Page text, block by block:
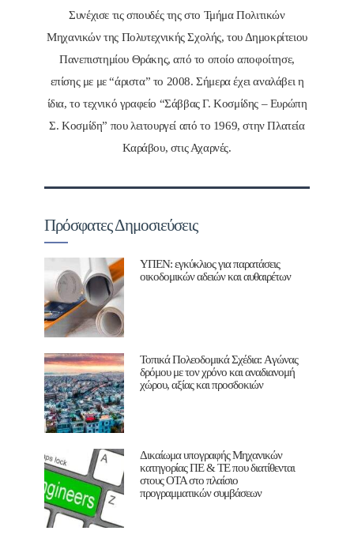
Συνέχισε τις σπουδές της στο Τμήμα Πολιτικών
Μηχανικών της Πολυτεχνικής Σχολής, του Δημοκρίτειου
Πανεπιστημίου Θράκης, από το οποίο αποφοίτησε,
επίσης με με “άριστα” το 2008. Σήμερα έχει αναλάβει η
ίδια, το τεχνικό γραφείο “Σάββας Γ. Κοσμίδης – Ευρώπη
Σ. Κοσμίδη” που λειτουργεί από το 1969, στην Πλατεία
Καράβου, στις Αχαρνές.
Πρόσφατες Δημοσιεύσεις
ΥΠΕΝ: εγκύκλιος για παρατάσεις
οικοδομικών αδειών και αυθαιρέτων
Τοπικά Πολεοδομικά Σχέδια: Aγώνας
δρόμου με τον χρόνο και αναδιανομή
χώρου, αξίας και προσδοκιών
Δικαίωμα υπογραφής Μηχανικών
κατηγορίας ΠΕ & ΤΕ που διατίθενται
στους ΟΤΑ στο πλαίσιο
προγραμματικών συμβάσεων